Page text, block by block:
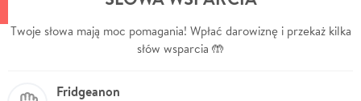
Twoje słowa mają moc pomagania! Wpłać darowiznę i przekaż kilka
słów wsparcia 🤲
Fridgeanon